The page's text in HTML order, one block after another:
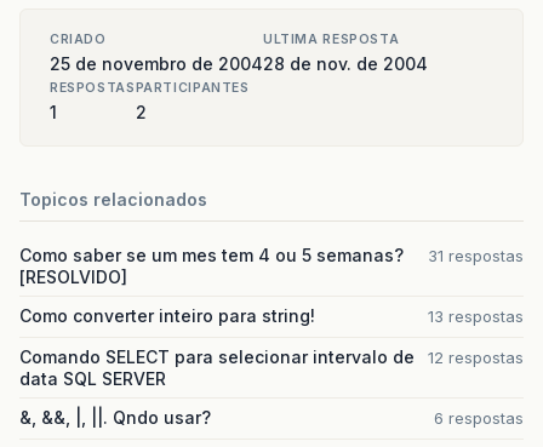
CRIADO
25 de novembro de 2004
ULTIMA RESPOSTA
28 de nov. de 2004
RESPOSTAS
1
PARTICIPANTES
2
Topicos relacionados
Como saber se um mes tem 4 ou 5 semanas?
[RESOLVIDO]
31 respostas
Como converter inteiro para string! 13 respostas
Comando SELECT para selecionar intervalo de
data SQL SERVER
12 respostas
&, &&, |, ||. Qndo usar? 6 respostas